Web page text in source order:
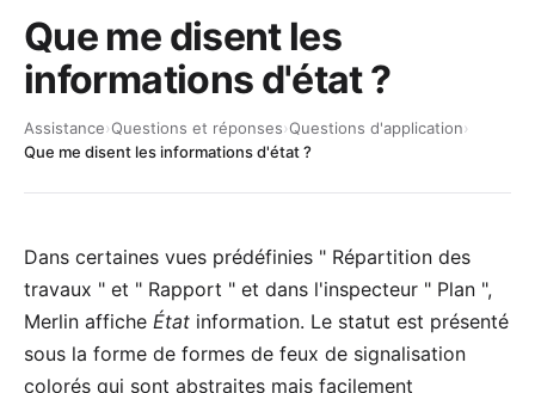
Que me disent les
informations d'état ?
Assistance›Questions et réponses›Questions d'application›
Que me disent les informations d'état ?
Dans certaines vues prédéfinies " Répartition des
travaux " et " Rapport " et dans l'inspecteur " Plan ",
Merlin affiche État information. Le statut est présenté
sous la forme de formes de feux de signalisation
colorés qui sont abstraites mais facilement